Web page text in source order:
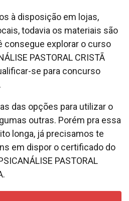
à disposição em lojas,
todavia os materiais são
consegue explorar o curso
PASTORAL CRISTÃ
se para concurso
das opções para utilizar o
outras. Porém pra essa
longa, já precisamos te
em dispor o certificado do
PASTORAL